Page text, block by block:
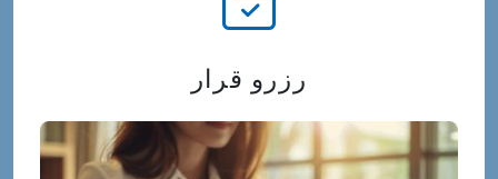
رزرو قرار